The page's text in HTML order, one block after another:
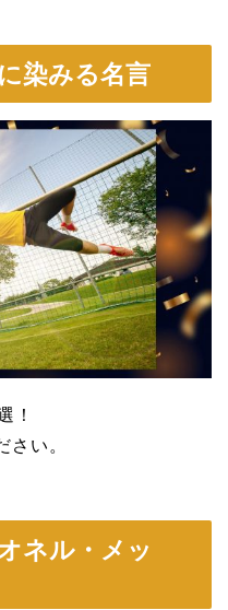
染みる名言
！
さい。
ネル・メッ